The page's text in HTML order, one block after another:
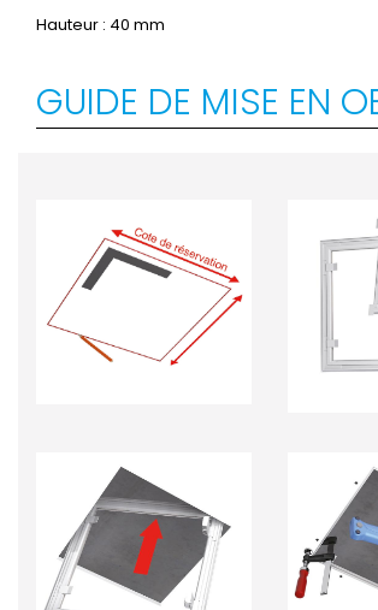
Hauteur : 40 mm
GUIDE DE MISE EN